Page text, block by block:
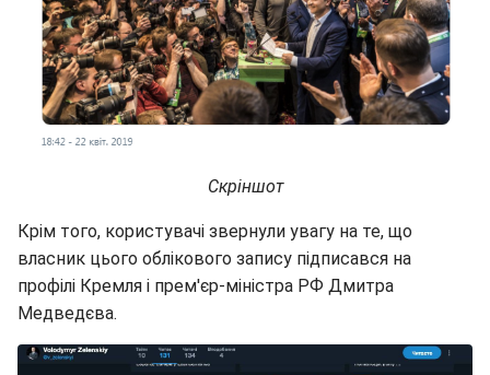
Скріншот
Крім того, користувачі звернули увагу на те, що
власник цього облікового запису підписався на
профілі Кремля і прем'єр-міністра РФ Дмитра
Медведєва.